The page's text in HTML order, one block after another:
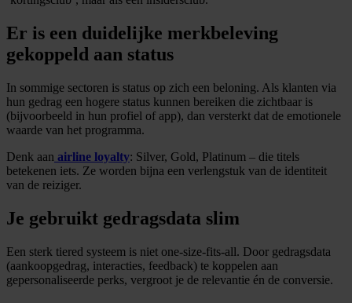
Er is een duidelijke merkbeleving
gekoppeld aan status
In sommige sectoren is status op zich een beloning. Als klanten via
hun gedrag een hogere status kunnen bereiken die zichtbaar is
(bijvoorbeeld in hun profiel of app), dan versterkt dat de emotionele
waarde van het programma.
Denk aan airline loyalty: Silver, Gold, Platinum – die titels
betekenen iets. Ze worden bijna een verlengstuk van de identiteit
van de reiziger.
Je gebruikt gedragsdata slim
Een sterk tiered systeem is niet one-size-fits-all. Door gedragsdata
(aankoopgedrag, interacties, feedback) te koppelen aan
gepersonaliseerde perks, vergroot je de relevantie én de conversie.